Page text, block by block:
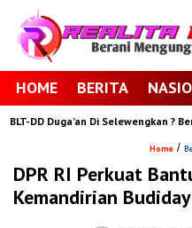
HOME BERITA
DD Duga’an Di Selewengkan ?
Home/
DPR RI Perkuat
Kemandirian